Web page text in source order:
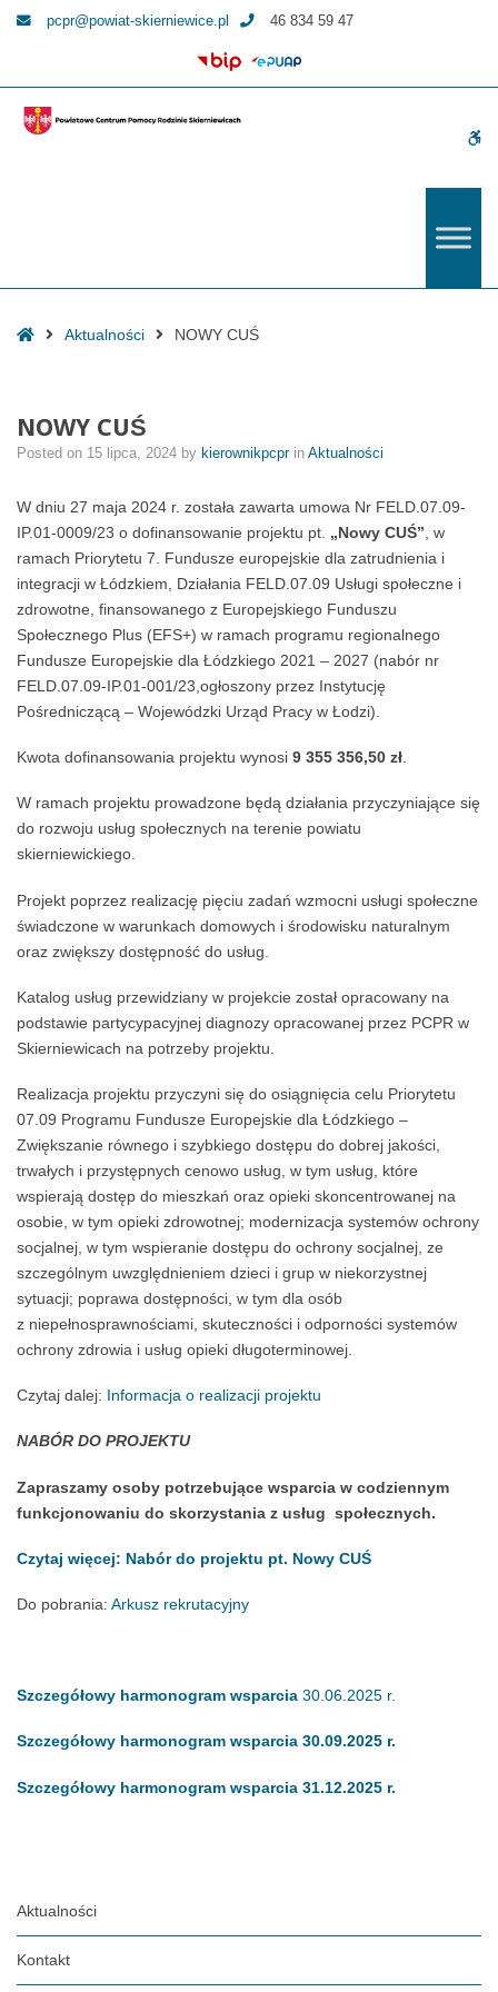
pcpr@powiat-skierniewice.pl 46 834 59 47
HomeAktualności NOWY CUŚ
NOWY CUŚ
Posted on 15 lipca, 2024 by kierownikpcpr in Aktualności
W dniu 27 maja 2024 r. została zawarta umowa Nr FELD.07.09-
IP.01-0009/23 o dofinansowanie projektu pt. „Nowy CUŚ” , w
ramach Priorytetu 7. Fundusze europejskie dla zatrudnienia i
integracji w Łódzkiem, Działania FELD.07.09 Usługi społeczne i
zdrowotne, finansowanego z Europejskiego Funduszu
Społecznego Plus (EFS+) w ramach programu regionalnego
Fundusze Europejskie dla Łódzkiego 2021 – 2027 (nabór nr
FELD.07.09-IP.01-001/23,ogłoszony przez Instytucję
Pośredniczącą – Wojewódzki Urząd Pracy w Łodzi).
Kwota dofinansowania projektu wynosi 9 355 356,50 zł
W ramach projektu prowadzone będą działania przyczyniające się
do rozwoju usług społecznych na terenie powiatu
skierniewickiego.
Projekt poprzez realizację pięciu zadań wzmocni usługi społeczne
świadczone w warunkach domowych i środowisku naturalnym
oraz zwiększy dostępność do usług.
Katalog usług przewidziany w projekcie został opracowany na
podstawie partycypacyjnej diagnozy opracowanej przez PCPR w
Skierniewicach na potrzeby projektu.
Realizacja projektu przyczyni się do osiągnięcia celu Priorytetu
07.09 Programu Fundusze Europejskie dla Łódzkiego –
Zwiększanie równego i szybkiego dostępu do dobrej jakości,
trwałych i przystępnych cenowo usług, w tym usług, które
wspierają dostęp do mieszkań oraz opieki skoncentrowanej na
osobie, w tym opieki zdrowotnej; modernizacja systemów ochrony
socjalnej, w tym wspieranie dostępu do ochrony socjalnej, ze
szczególnym uwzględnieniem dzieci i grup w niekorzystnej
sytuacji; poprawa dostępności, w tym dla osób
z niepełnosprawnościami, skuteczności i odporności systemów
ochrony zdrowia i usług opieki długoterminowej.
Czytaj dalej: Informacja o realizacji projektu
NABÓR DO PROJEKTU
Zapraszamy osoby potrzebujące wsparcia w codziennym
funkcjonowaniu do skorzystania z usług społecznych.
Czytaj więcej: Nabór do projektu pt. Nowy CUŚ
Do pobrania: Arkusz rekrutacyjny
Szczegółowy harmonogram wsparcia 30.06.2025 r.
Szczegółowy harmonogram wsparcia 30.09.2025 r.
Szczegółowy harmonogram wsparcia 31.12.2025 r.
Aktualności
Kontakt